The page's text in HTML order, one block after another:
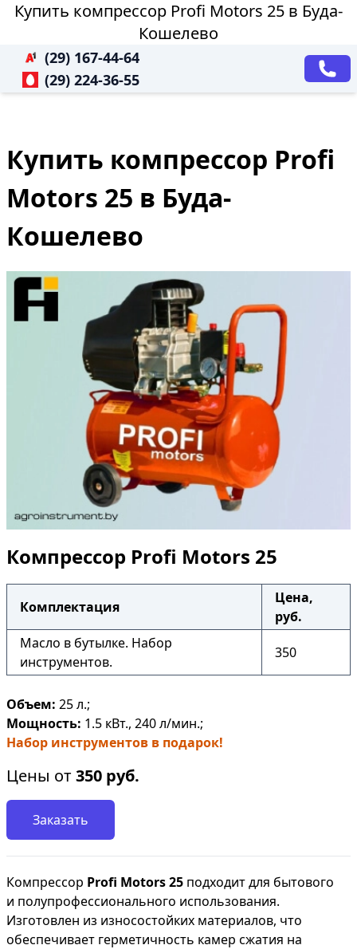
Купить компрессор Profi Motors 25 в Буда-
Кошелево
(29) 167-44-64
(29) 224-36-55
Купить компрессор Profi
Motors 25 в Буда-
Кошелево
Компрессор Profi Motors 25
Комплектация
Цена,
руб.
Масло в бутылке. Набор
инструментов.
350
Объем: 25 л.;
Мощность: 1.5 кВт., 240 л/мин.;
Набор инструментов в подарок!
Цены от350 руб.
Заказать
Компрессор Profi Motors 25 подходит для бытового
и полупрофессионального использования.
Изготовлен из износостойких материалов, что
обеспечивает герметичность камер сжатия на